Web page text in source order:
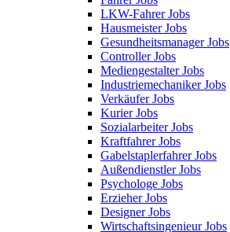
LKW-Fahrer Jobs
Hausmeister Jobs
Gesundheitsmanager Jobs
Controller Jobs
Mediengestalter Jobs
Industriemechaniker Jobs
Verkäufer Jobs
Kurier Jobs
Sozialarbeiter Jobs
Kraftfahrer Jobs
Gabelstaplerfahrer Jobs
Außendienstler Jobs
Psychologe Jobs
Erzieher Jobs
Designer Jobs
Wirtschaftsingenieur Jobs